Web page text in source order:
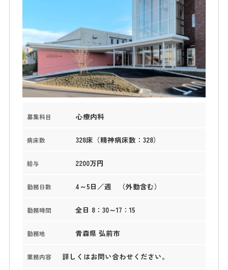
募集科目 心療内科
病床数 328床（精神病床数：328）
給与 2200万円
勤務日数 4～5日／週 （外勤含む）
勤務時間 全日 8：30～17：15
勤務地 青森県 弘前市
業務内容 詳しくはお問い合わせください。